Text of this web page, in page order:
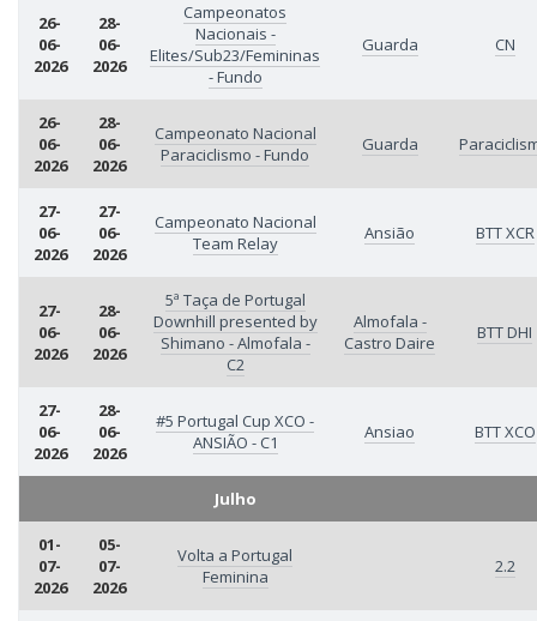
26-
06-
2026
28-
06-
2026
Campeonatos
Nacionais -
Elites/Sub23/Femininas
- Fundo
Guarda CN
26-
06-
2026
28-
06-
2026
Campeonato Nacional
Paraciclismo - Fundo
Guarda
27-
06-
2026
27-
06-
2026
Campeonato Nacional
Team Relay
Ansião BTT XCR
27-
06-
2026
28-
06-
2026
5ª Taça de Portugal
Downhill presented by
Shimano - Almofala -
C2
Almofala -
Castro Daire
BTT DHI
27-
06-
2026
28-
06-
2026
#5 Portugal Cup XCO -
ANSIÃO - C1
Ansiao BTT XCO
Julho
01-
07-
2026
05-
07-
2026
Volta a Portugal
Feminina
2.2